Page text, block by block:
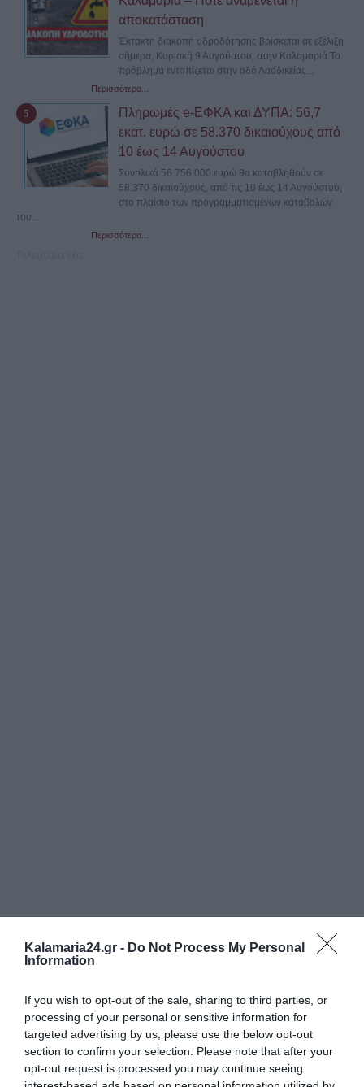
Kalamaria24.gr - Do Not Process My Personal
Information
If you wish to opt-out of the sale, sharing to third parties, or
processing of your personal or sensitive information for
targeted advertising by us, please use the below opt-out
section to confirm your selection. Please note that after your
opt-out request is processed you may continue seeing
αποκατάσταση
Έκτακτη διακοπή υδροδότησης βρίσκεται σε εξέλιξη
σήμερα, Κυριακή 9 Αυγούστου, στην Καλαμαριά.Το
πρόβλημα εντοπίζεται στην οδό Λαοδικείας...
Περισσότερα...
Πληρωμές e-ΕΦΚΑ και ΔΥΠΑ: 56,7
εκατ. ευρώ σε 58.370 δικαιούχους από
10 έως 14 Αυγούστου
Συνολικά 56.756.000 ευρώ θα καταβληθούν σε
58.370 δικαιούχους, από τις 10 έως 14 Αυγούστου,
στο πλαίσιο των προγραμματισμένων καταβολών
του...
Περισσότερα...
Tags: ΑΘΛΗΤΙΣΜΟΣ ΠΑΝΕΠΙΣΤΗΜΙΑ
ΔΗΜΟΣΊΕΥΣΗ ΣΧΟΛΊΟΥ
0 Σχόλια